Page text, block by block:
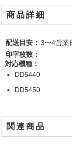
商品詳細
配送目安： 3〜4営業
印字枚数：
対応機種：
DD5440
DD5450
関連商品